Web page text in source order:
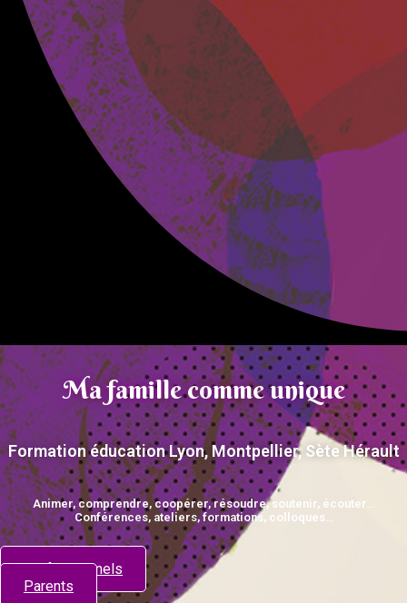
Ma famille comme unique
Formation éducation Lyon, Montpellier, Sète Hérault
Animer, comprendre, coopérer, résoudre, soutenir, écouter…
Conférences, ateliers, formations, colloques…
Professionnels
Parents